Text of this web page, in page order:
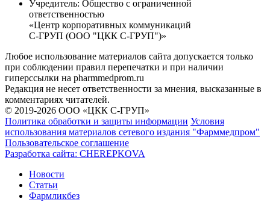
Учредитель: Общество с ограниченной
ответственностью
«Центр корпоративных коммуникаций
С-ГРУП (ООО "ЦКК С-ГРУП")»
Любое использование материалов сайта допускается только
при соблюдении правил перепечатки и при наличии
гиперссылки на pharmmedprom.ru
Редакция не несет ответственности за мнения, высказанные в
комментариях читателей.
© 2019-2026 ООО «ЦКК С-ГРУП»
Политика обработки и защиты информации Условия
использования материалов сетевого издания "Фарммедпром"
Пользовательское соглашение
Разработка сайта: CHEREPKOVA
Новости
Статьи
Фармликбез